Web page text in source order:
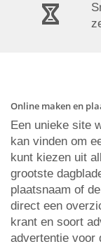
Online maken en
Een unieke site
kan vinden om
kunt kiezen uit
grootste
plaatsnaam of
direct een
krant en soort
advertentie voor